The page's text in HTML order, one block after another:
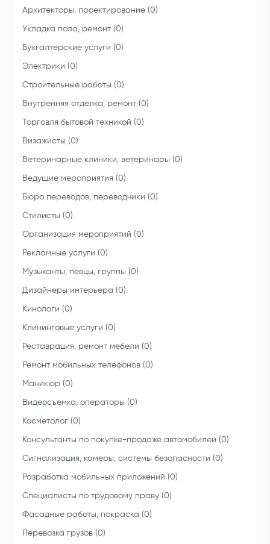
Архитекторы, проектирование (0)
Укладка пола, ремонт (0)
Бухгалтерские услуги (0)
Электрики (0)
Строительные работы (0)
Внутренняя отделка, ремонт (0)
Торговля бытовой техникой (0)
Визажисты (0)
Ветеринарные клиники, ветеринары (0)
Ведущие мероприятия (0)
Бюро переводов, переводчики (0)
Стилисты (0)
Организация мероприятий (0)
Рекламные услуги (0)
Музыканты, певцы, группы (0)
Дизайнеры интерьера (0)
Кинологи (0)
Клининговые услуги (0)
Реставрация, ремонт мебели (0)
Ремонт мобильных телефонов (0)
Маникюр (0)
Видеосъемка, операторы (0)
Косметолог (0)
Консультанты по покупке-продаже автомобилей (0)
Сигнализация, камеры, системы безопасности (0)
Разработка мобильных приложений (0)
Специалисты по трудовому праву (0)
Фасадные работы, покраска (0)
Перевозка грузов (0)